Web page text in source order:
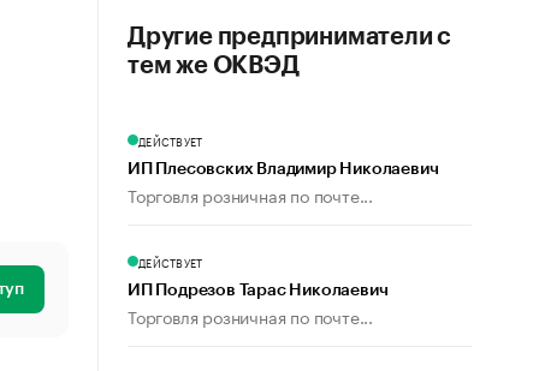
Другие предприниматели с
тем же ОКВЭД
ДЕЙСТВУЕТ
ИП Плесовских Владимир Николаевич
Торговля розничная по почте...
ДЕЙСТВУЕТ
ИП Подрезов Тарас Николаевич
Торговля розничная по почте...